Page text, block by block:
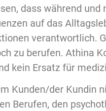
dass während
auf das
verantwortlich.
zu berufen. Athina
kein Ersatz für
Kunden/der Kundin
Berufen, den